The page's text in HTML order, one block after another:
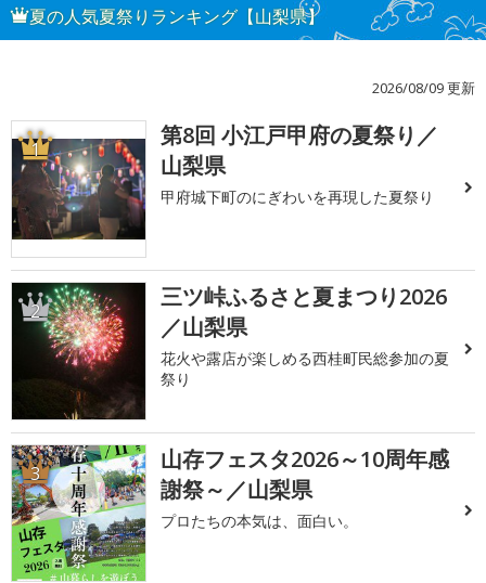
夏の人気夏祭りランキング【山梨県】
2026/08/09 更新
1
第8回 小江戸甲府の夏祭り／
山梨県
甲府城下町のにぎわいを再現した夏祭り
2
三ツ峠ふるさと夏まつり2026
／山梨県
花火や露店が楽しめる西桂町民総参加の夏
祭り
3
山存フェスタ2026～10周年感
謝祭～／山梨県
プロたちの本気は、面白い。